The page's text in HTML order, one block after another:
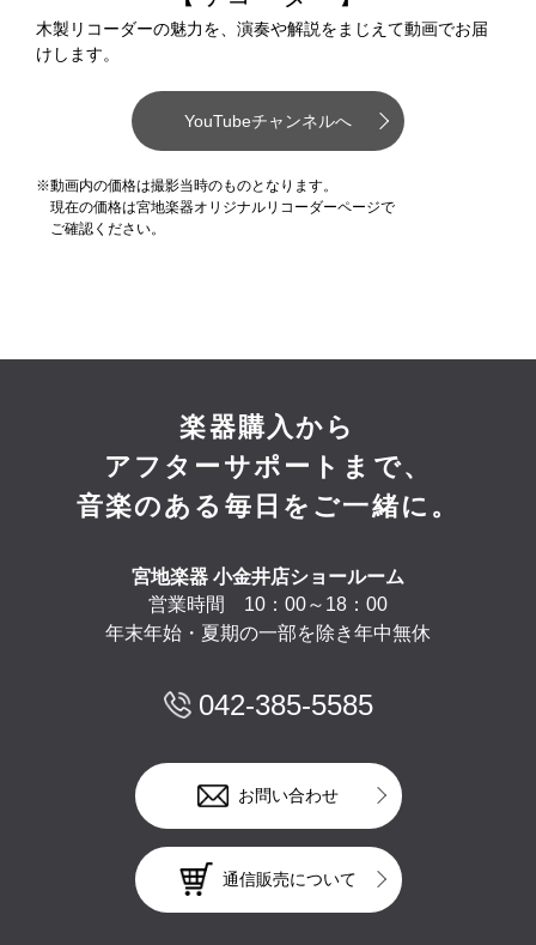
木製リコーダーの魅力を、演奏や解説をまじえて動画でお届
けします。
YouTubeチャンネルへ
※動画内の価格は撮影当時のものとなります。
現在の価格は宮地楽器オリジナルリコーダーページで
ご確認ください。
楽器購入から
アフターサポートまで、
音楽のある毎日をご一緒に。
宮地楽器 小金井店ショールーム
営業時間 10：00～18：00
年末年始・夏期の一部を除き年中無休
042-385-5585
お問い合わせ
通信販売について